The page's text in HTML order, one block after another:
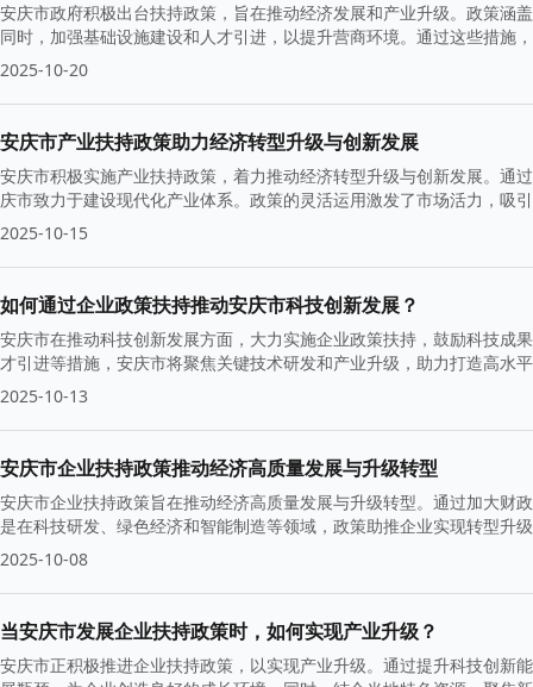
安庆市政府积极出台扶持政策，旨在推动经济发展和产业升级。政策涵
同时，加强基础设施建设和人才引进，以提升营商环境。通过这些措施
三角中心城市的地位。
2025-10-20
安庆市产业扶持政策助力经济转型升级与创新发展
安庆市积极实施产业扶持政策，着力推动经济转型升级与创新发展。通
庆市致力于建设现代化产业体系。政策的灵活运用激发了市场活力，吸
2025-10-15
如何通过企业政策扶持推动安庆市科技创新发展？
安庆市在推动科技创新发展方面，大力实施企业政策扶持，鼓励科技成
才引进等措施，安庆市将聚焦关键技术研发和产业升级，助力打造高水
2025-10-13
安庆市企业扶持政策推动经济高质量发展与升级转型
安庆市企业扶持政策旨在推动经济高质量发展与升级转型。通过加大财
是在科技研发、绿色经济和智能制造等领域，政策助推企业实现转型升
2025-10-08
当安庆市发展企业扶持政策时，如何实现产业升级？
安庆市正积极推进企业扶持政策，以实现产业升级。通过提升科技创新